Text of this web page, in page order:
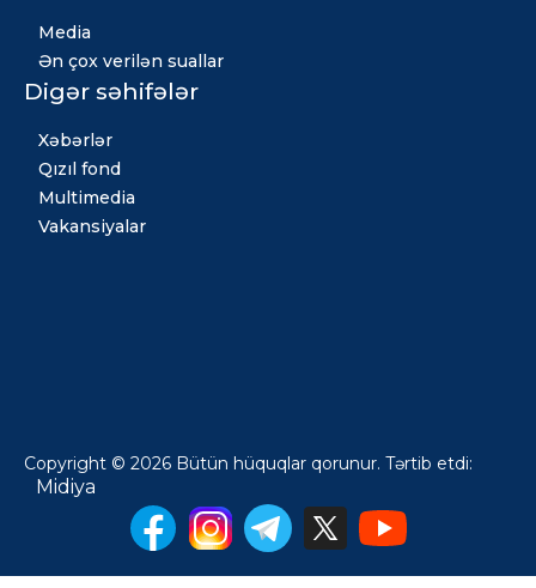
Media
Ən çox verilən suallar
Digər səhifələr
Xəbərlər
Qızıl fond
Multimedia
Vakansiyalar
Copyright © 2026 Bütün hüquqlar qorunur. Tərtib etdi:
Midiya